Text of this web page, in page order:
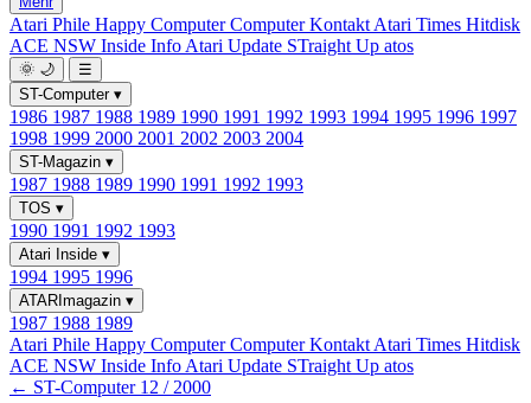
Atari Phile Happy ComputerComputer Kontakt Atari Times Hitdisk
ACE NSW Inside Info Atari Update STraight Up atos
🌞 🌙
☰
ST-Computer ▾
1986 1987 1988 1989 1990 1991 1992 1993 1994 1995 1996 1997
1998 1999 2000 2001 2002 2003 2004
ST-Magazin ▾
1987 1988 1989 1990 1991 1992 1993
TOS ▾
1990 1991 1992 1993
Atari Inside ▾
1994 1995 1996
ATARImagazin ▾
1987 1988 1989
Atari Phile Happy ComputerComputer Kontakt Atari Times Hitdisk
ACE NSW Inside Info Atari Update STraight Up atos
← ST-Computer 12 / 2000